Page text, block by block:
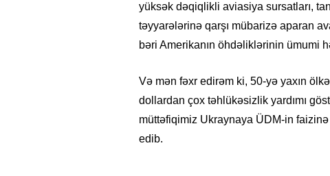
yüksək dəqiqlikli aviasiya sursatları,
təyyarələrinə qarşı mübarizə aparan
bəri Amerikanın öhdəliklərinin ümumi
Və mən fəxr edirəm ki, 50-yə yaxın
dollardan çox təhlükəsizlik yardımı
müttəfiqimiz Ukraynaya ÜDM-in faizinə
edib.